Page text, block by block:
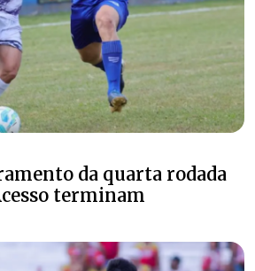
da quarta rodada
terminam